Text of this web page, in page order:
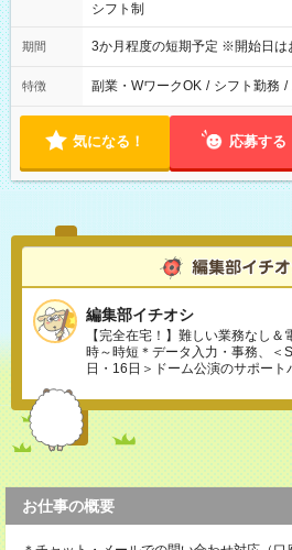
シフト制
期間 3か月程度の短期予定 ※開始日は
特徴 副業・WワークOK / シフト勤務 /
気になる！ 応募する
編集部イチオシ
【完全在宅！】難しい業務なし
時～時短＊データ入力・事務、＜
日・16日＞ドーム公演のサポート
お仕事の概要